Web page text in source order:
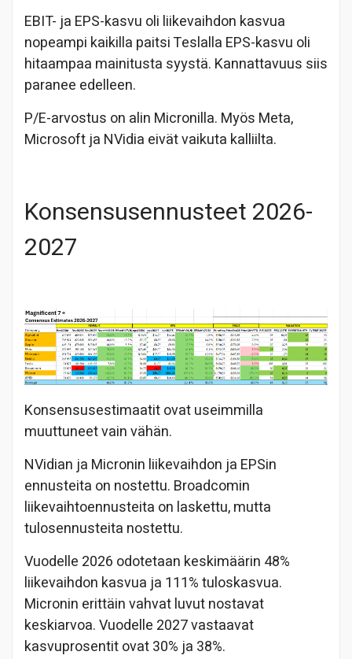
EBIT- ja EPS-kasvu oli liikevaihdon kasvua
nopeampi kaikilla paitsi Teslalla EPS-kasvu oli
hitaampaa mainitusta syystä. Kannattavuus siis
paranee edelleen.
P/E-arvostus on alin Micronilla. Myös Meta,
Microsoft ja NVidia eivät vaikuta kalliilta.
Konsensusennusteet 2026-
2027
Konsensusestimaatit ovat useimmilla
muuttuneet vain vähän.
NVidian ja Micronin liikevaihdon ja EPSin
ennusteita on nostettu. Broadcomin
liikevaihtoennusteita on laskettu, mutta
tulosennusteita nostettu.
Vuodelle 2026 odotetaan keskimäärin 48%
liikevaihdon kasvua ja 111% tuloskasvua.
Micronin erittäin vahvat luvut nostavat
keskiarvoa. Vuodelle 2027 vastaavat
kasvuprosentit ovat 30% ja 38%.